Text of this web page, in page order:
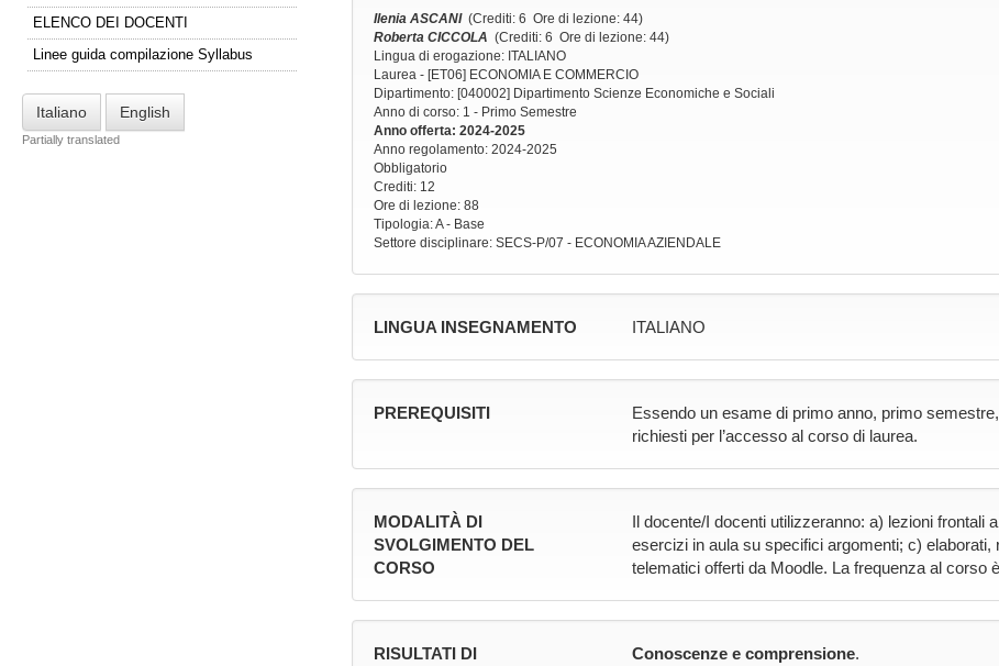
ELENCO DEI DOCENTI
Linee guida compilazione Syllabus
Italiano English
Partially translated
Ilenia ASCANI(Crediti: 6 Ore di lezione: 44)
Roberta CICCOLA (Crediti: 6 Ore di lezione: 44)
Lingua di erogazione: ITALIANO
Laurea - [ET06] ECONOMIA E COMMERCIO
Dipartimento: [040002] Dipartimento Scienze Economiche e Sociali
Anno di corso: 1 - Primo Semestre
Anno offerta: 2024-2025
Anno regolamento: 2024-2025
Obbligatorio
Crediti: 12
Ore di lezione: 88
Tipologia: A - Base
Settore disciplinare: SECS-P/07 - ECONOMIA AZIENDALE
LINGUA INSEGNAMENTO ITALIANO
PREREQUISITI
Essendo un esame di primo anno, primo
richiesti per l’accesso al corso di laurea.
MODALITÀ DI
SVOLGIMENTO DEL
CORSO
Il docente/I docenti utilizzeranno: a) lezioni frontali
esercizi in aula su specifici argomenti; c)
telematici offerti da Moodle. La frequenza al corso
RISULTATI DI
Conoscenze e comprensione.